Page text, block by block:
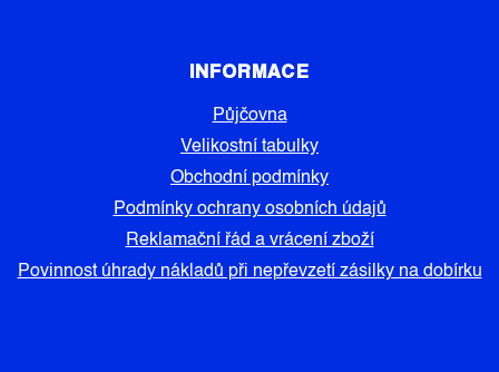
INFORMACE
Půjčovna
Velikostní tabulky
Obchodní podmínky
Podmínky ochrany osobních údajů
Reklamační řád a vrácení zboží
Povinnost úhrady nákladů při nepřevzetí zásilky na dobírku